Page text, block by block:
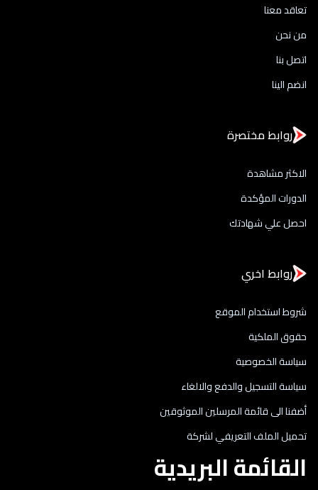
تعاقد معنا
من نحن
اتصل بنا
انضم الينا
روابط مختصرة
الاكثر مشاهدة
الدورات المؤكدة
احصل علي شهادتك
روابط اخري
شروط استخدام الموقع
حقوق الملكية
سياسة الخصوصية
سياسة التسجيل والدفع والالغاء
أضفنا الى قائمة المرسلين الموثوقين
تحميل الملف التعريفي لشركة
القائمة البريدية